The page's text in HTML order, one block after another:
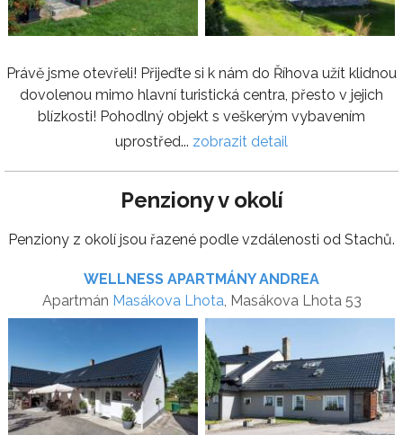
Právě jsme otevřeli! Přijeďte si k nám do Říhova užít klidnou
dovolenou mimo hlavní turistická centra, přesto v jejich
blízkosti! Pohodlný objekt s veškerým vybavením
uprostřed... zobrazit detail
Penziony v okolí
Penziony z okolí jsou řazené podle vzdálenosti od Stachů.
WELLNESS APARTMÁNY ANDREA
Apartmán Masákova Lhota , Masákova Lhota 53